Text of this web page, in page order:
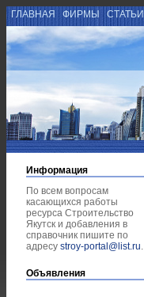
ГЛАВНАЯ ФИРМЫ СТАТЬИ
Информация
По всем вопросам
касающихся работы
ресурса Строительство
Якутск и добавления в
справочник пишите по
адресу stroy-portal@list.ru.
Объявления